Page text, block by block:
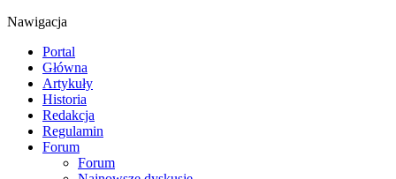
Nawigacja
Portal
Główna
Artykuły
Historia
Redakcja
Regulamin
Forum
Forum